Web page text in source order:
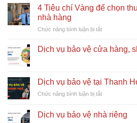
làm
nghề
vệ
có
4 Tiêu chí Vàng để chọn
nhà hàng
Chức năng bình luận bị tắtở
Tiêu
chọn
dịch
bảo
Dịch vụ bảo vệ cửa hàng,
Dịch vụ bảo vệ tại Thanh
Chức năng bình luận bị tắtở
vụ
bảo
Dịch vụ bảo vệ nhà riêng